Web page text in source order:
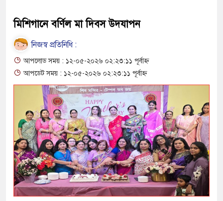
মিশিগানে বর্ণিল মা দিবস উদযাপন
নিজস্ব প্রতিনিধি :
আপলোড সময় : ১২-০৫-২০২৬ ০২:২৩:১১ পূর্বাহ্ন
আপডেট সময় : ১২-০৫-২০২৬ ০২:২৩:১১ পূর্বাহ্ন